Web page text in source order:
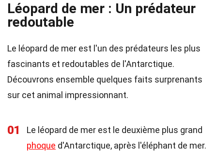
Léopard de mer : Un prédateur
redoutable
Le léopard de mer est l'un des prédateurs les plus
fascinants et redoutables de l'Antarctique.
Découvrons ensemble quelques faits surprenants
sur cet animal impressionnant.
01
Le léopard de mer est le deuxième plus grand
phoque d'Antarctique, après l'éléphant de mer.